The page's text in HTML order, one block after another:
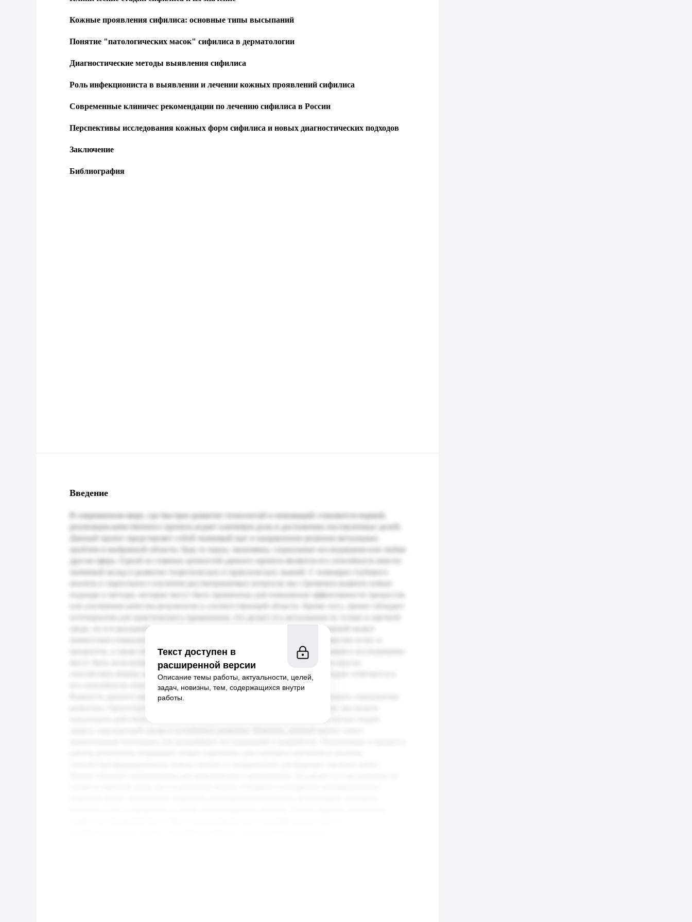
Кожные проявления сифилиса: основные типы высыпаний
Понятие "патологических масок" сифилиса в дерматологии
Диагностические методы выявления сифилиса
Роль инфекциониста в выявлении и лечении кожных проявлений сифилиса
Современные клиничес рекомендации по лечению сифилиса в России
Перспективы исследования кожных форм сифилиса и новых диагностических подходов
Заключение
Библиография
Введение
Текст доступен в
расширенной версии
Описание темы работы, актуальности, целей,
задач, новизны, тем, содержащихся внутри
работы.